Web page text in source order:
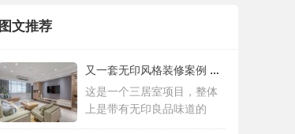
图文推荐
又一套无印风格装修案例 三居室设计简约而
这是一个三居室项目，整体
上是带有无印良品味道的